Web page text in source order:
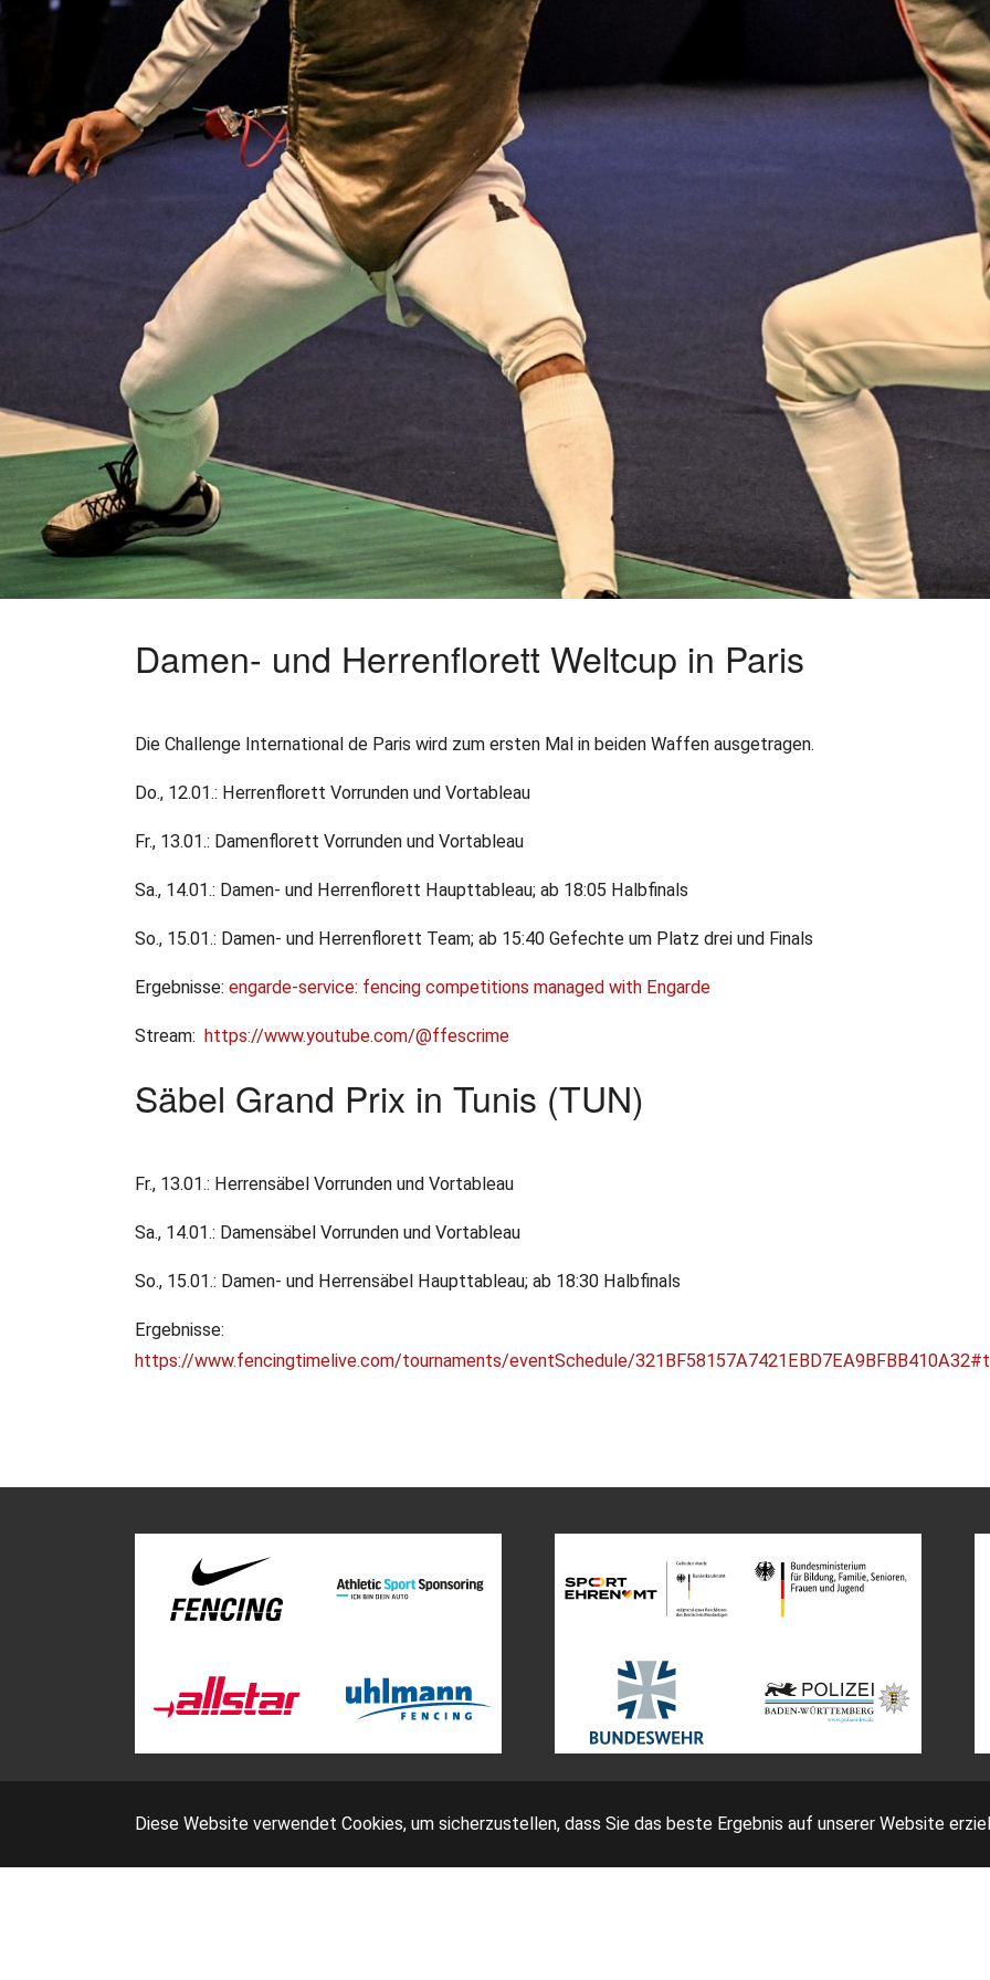
Diese Website verwendet Cookies, um sicherzustellen, dass Sie das beste Ergebnis auf unserer Website
LR/DFB-PR
Weltcups an diesem Wochenende
Damen- und Herrenflorett Weltcup in Paris
Die Challenge International de Paris wird zum ersten Mal in beiden Waffen ausgetragen.
Do., 12.01.: Herrenflorett Vorrunden und Vortableau
Fr., 13.01.: Damenflorett Vorrunden und Vortableau
Sa., 14.01.: Damen- und Herrenflorett Haupttableau; ab 18:05 Halbfinals
So., 15.01.: Damen- und Herrenflorett Team; ab 15:40 Gefechte um Platz drei und Finals
Ergebnisse: engarde-service: fencing competitions managed with Engarde
Stream: https://www.youtube.com/@ffescrime
Säbel Grand Prix in Tunis (TUN)
Fr., 13.01.: Herrensäbel Vorrunden und Vortableau
Sa., 14.01.: Damensäbel Vorrunden und Vortableau
So., 15.01.: Damen- und Herrensäbel Haupttableau; ab 18:30 Halbfinals
Ergebnisse:
https://www.fencingtimelive.com/tournaments/eventSchedule/